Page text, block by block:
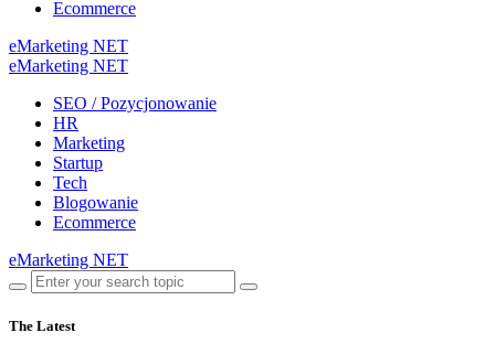
Ecommerce
eMarketing NET
eMarketing NET
SEO / Pozycjonowanie
HR
Marketing
Startup
Tech
Blogowanie
Ecommerce
eMarketing NET
The Latest